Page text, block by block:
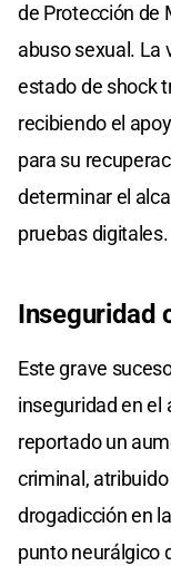
de Protección de
abuso sexual. La
estado de shock
recibiendo el
para su
determinar el
pruebas digitales.
Inseguridad
Este grave
inseguridad en el
reportado un
criminal,
drogadicción en
punto neurálgico